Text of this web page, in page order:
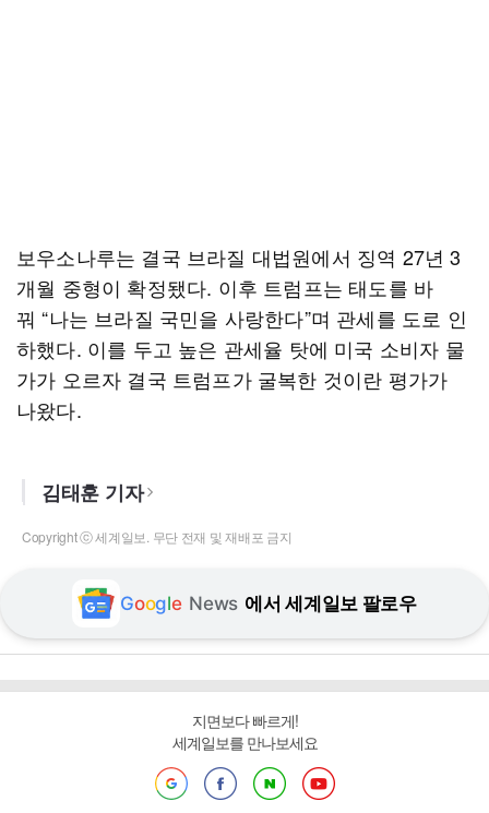
보우소나루는 결국 브라질 대법원에서 징역 27년 3
개월 중형이 확정됐다. 이후 트럼프는 태도를 바
꿔 “나는 브라질 국민을 사랑한다”며 관세를 도로 인
하했다. 이를 두고 높은 관세율 탓에 미국 소비자 물
가가 오르자 결국 트럼프가 굴복한 것이란 평가가
나왔다.
김태훈 기자
Copyright ⓒ 세계일보. 무단 전재 및 재배포 금지
Google News 에서 세계일보 팔로우
지면보다 빠르게!
세계일보를 만나보세요